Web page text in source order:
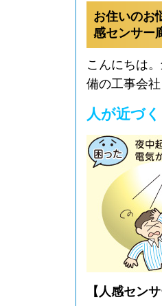
お住いのお
感センサー
こんにちは
備の工事会社
人が近づ
【人感セン